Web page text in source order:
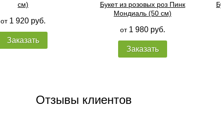
см)
от 1 920 руб.
Заказать
Букет из розовых роз Пинк
Мондиаль (50 см)
от 1 980 руб.
Заказать
Отзывы клиентов